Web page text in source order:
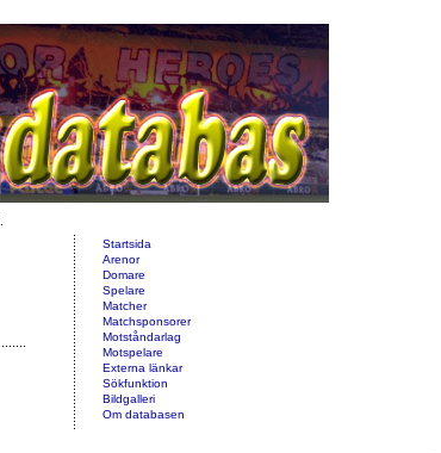
Startsida
Arenor
Domare
Spelare
Matcher
Matchsponsorer
Motståndarlag
Motspelare
Externa länkar
Sökfunktion
Bildgalleri
Om databasen